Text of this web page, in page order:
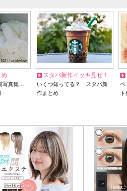
め
写真集…
スタバ新作イッキ見せ！
いくつ知ってる？ スタバ新
作まとめ
ペ